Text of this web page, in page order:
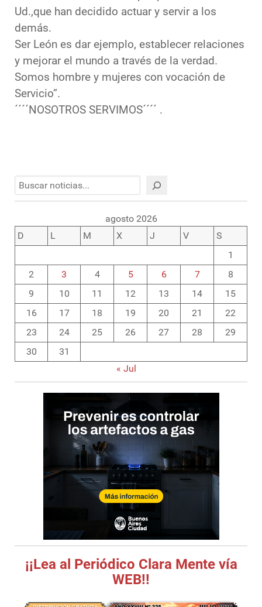
Ud.,que han decidido actuar y servir a los
demás.
Ser León es dar ejemplo, establecer relaciones
y mejorar el mundo a través de la verdad.
Somos hombre y mujeres con vocación de
Servicio”.
´´´´NOSOTROS SERVIMOS´´´´ .
Buscar
agosto 2026
D
L M X J V
S
1
2
3 4 5 6 7
8
9
10 11 12 13 14
15
16
17 18 19 20 21
22
23
24 25 26 27 28
29
30
31
« Jul
¡¡Lea al Periódico Clara Mente vía
WEB!!